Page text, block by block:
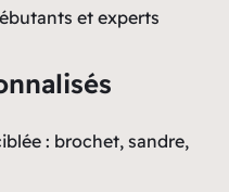
et experts
: brochet, sandre,